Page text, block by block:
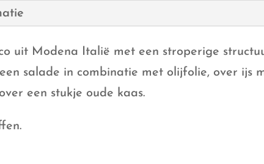
uit Modena Italië met een stroperige
salade in combinatie met olijfolie, over ijs
een stukje oude kaas.